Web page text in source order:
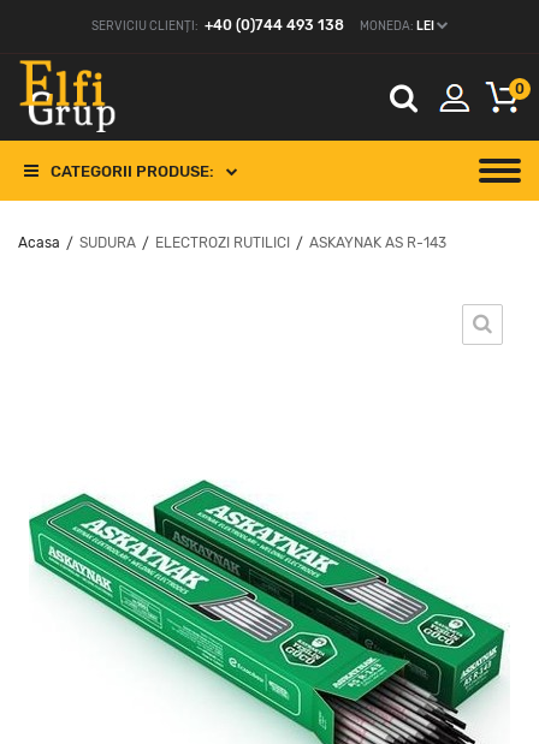
SERVICIU CLIENȚI: +40 (0)744 493 138 MONEDA: LEI
0
CATEGORII PRODUSE:
Acasa / SUDURA / ELECTROZI RUTILICI / ASKAYNAK AS R-143